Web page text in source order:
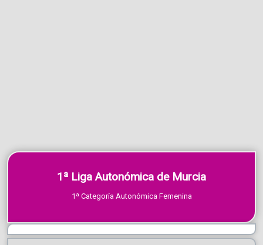
1ª Liga Autonómica de Murcia
1ª Categoría Autonómica Femenina